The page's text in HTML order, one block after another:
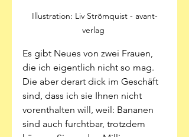
Illustration: Liv Strömquist - avant-
verlag
Es gibt Neues von zwei Frauen,
die ich eigentlich nicht so mag.
Die aber derart dick im Geschäft
sind, dass ich sie Ihnen nicht
vorenthalten will, weil: Bananen
sind auch furchtbar, trotzdem